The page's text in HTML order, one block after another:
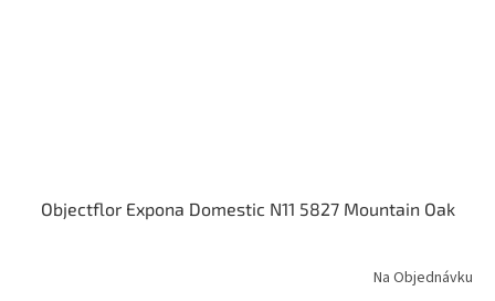
Objectflor Expona Domestic N11 5827 Mountain Oak
Na Objednávku